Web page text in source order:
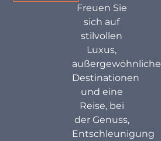
Freuen Sie
sich auf
stilvollen
Luxus,
außergewöhnliche
Destinationen
und eine
Reise, bei
der Genuss,
Entschleunigung